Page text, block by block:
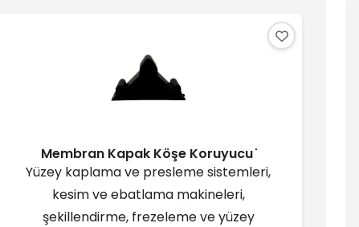
Membran Kapak Köşe Koruyucu ̇
Yüzey kaplama ve presleme sistemleri,
kesim ve ebatlama makineleri,
şekillendirme, frezeleme ve yüzey